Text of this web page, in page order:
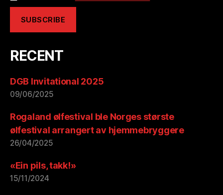
RECENT
DGB Invitational 2025
09/06/2025
Rogaland ølfestival ble Norges største
ølfestival arrangert av hjemmebryggere
26/04/2025
«Ein pils, takk!»
15/11/2024